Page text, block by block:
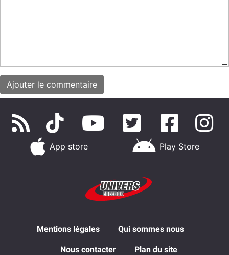
App store Play Store
Mentions légales Qui sommes nous
Nous contacter Plan du site